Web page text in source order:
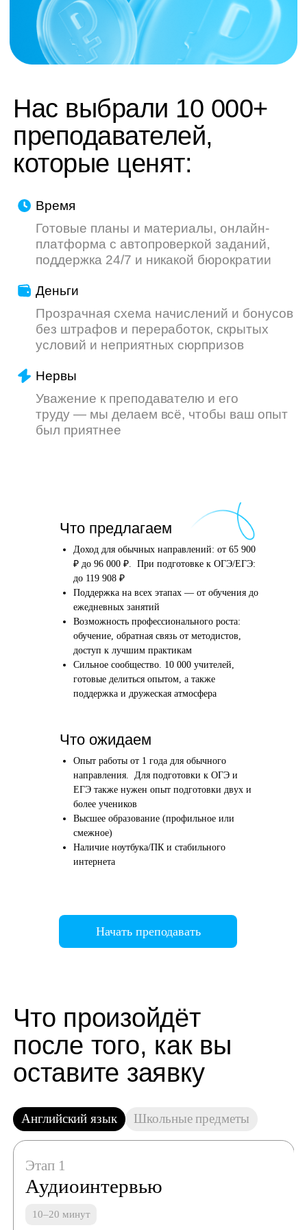
труду — мы делаем всё, чтобы ваш опыт
был приятнее
Что предлагаем
Начать преподавать
Что ожидаем
Доход для обычных направлений: от 65 900
₽ до 96 000 ₽. При подготовке к ОГЭ/ЕГЭ:
до 119 908 ₽
Поддержка на всех этапах — от обучения до
ежедневных занятий
Возможность профессионального роста:
обучение, обратная связь от методистов,
доступ к лучшим практикам
Сильное сообщество. 10 000 учителей,
готовые делиться опытом, а также
поддержка и дружеская атмосфера
Опыт работы от 1 года для обычного
направления. Для подготовки к ОГЭ и
ЕГЭ также нужен опыт подготовки двух и
более учеников
Высшее образование (профильное или
смежное)
Наличие ноутбука/ПК и стабильного
интернета
после того, как вы
оставите заявку
Английский язык Школьные предметы
Аудиоинтервью
Отвечаете по-английски на 4 вопроса
Начать преподавать